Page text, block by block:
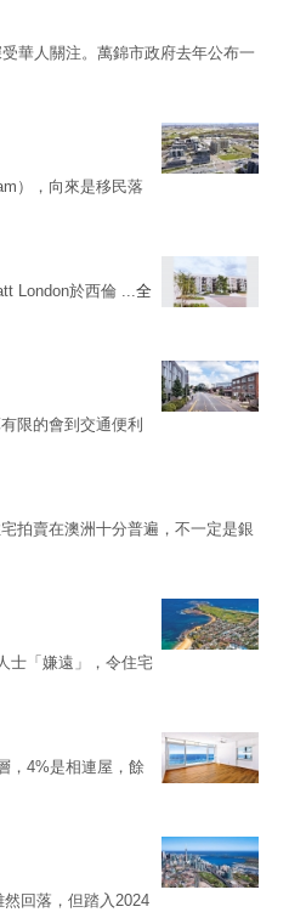
華人關注。萬錦市政府去年公布一
），向來是移民落
London於西倫 ...全
限的會到交通便利
拍賣在澳洲十分普遍，不一定是銀
士「嫌遠」，令住宅
，4%是相連屋，餘
回落，但踏入2024